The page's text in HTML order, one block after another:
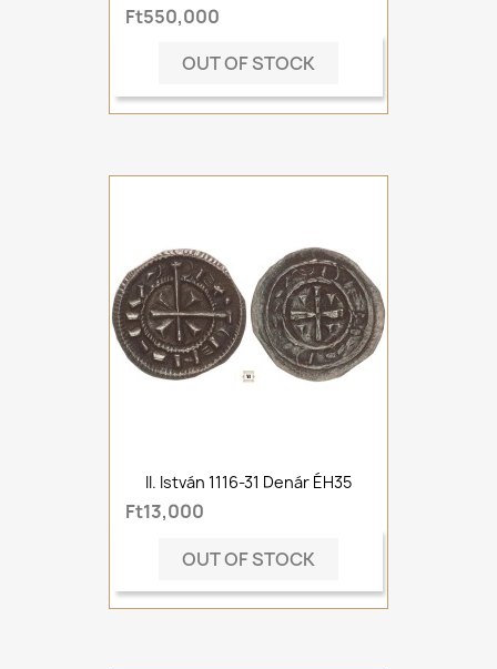
Ft550,000
OUT OF STOCK
II. István 1116-31 Denár ÉH35
Ft13,000
OUT OF STOCK